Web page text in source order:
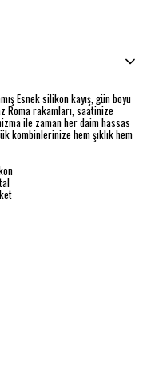
Esnek silikon kayış, gün boyu
Roma rakamları, saatinize
ile zaman her daim hassas
kombinlerinize hem şıklık hem